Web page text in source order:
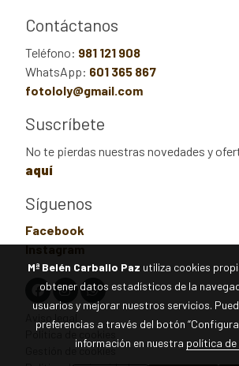
Contáctanos
Teléfono: 981 121 908
WhatsApp: 601 365 867
fotololy@gmail.com
Suscríbete
No te pierdas nuestras novedades y
aquí
Síguenos
Facebook
Instagram
Aviso legal
Política de cookies
Gestión de cookies
Mª Belén Carballo Paz utiliza cookies
obtener datos estadísticos de la
usuarios y mejorar nuestros servicios.
preferencias a través del botón
información en nuestra política de